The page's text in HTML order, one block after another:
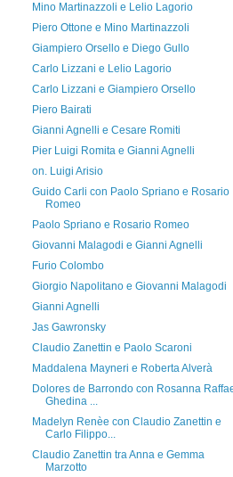
Mino Martinazzoli e Lelio Lagorio
Piero Ottone e Mino Martinazzoli
Giampiero Orsello e Diego Gullo
Carlo Lizzani e Lelio Lagorio
Carlo Lizzani e Giampiero Orsello
Piero Bairati
Gianni Agnelli e Cesare Romiti
Pier Luigi Romita e Gianni Agnelli
on. Luigi Arisio
Guido Carli con Paolo Spriano e Rosario
Romeo
Paolo Spriano e Rosario Romeo
Giovanni Malagodi e Gianni Agnelli
Furio Colombo
Giorgio Napolitano e Giovanni Malagodi
Gianni Agnelli
Jas Gawronsky
Claudio Zanettin e Paolo Scaroni
Maddalena Mayneri e Roberta Alverà
Dolores de Barrondo con Rosanna
Ghedina ...
Madelyn Renèe con Claudio Zanettin e
Carlo Filippo...
Claudio Zanettin tra Anna e Gemma
Marzotto